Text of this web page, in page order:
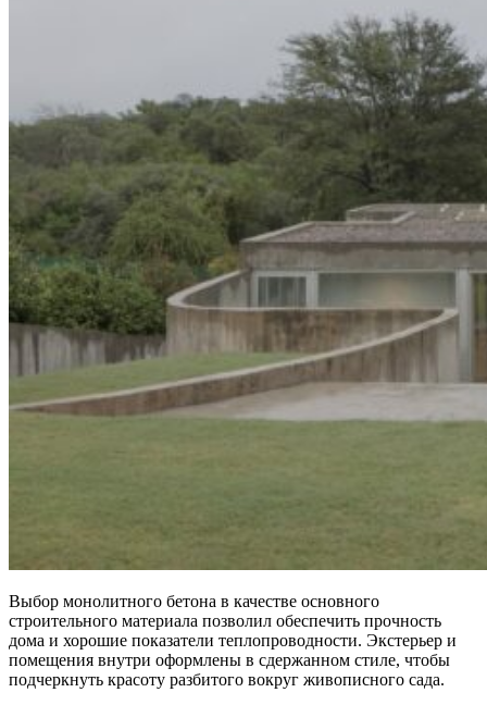
Выбор монолитного бетона в качестве основного
строительного материала позволил обеспечить прочность
дома и хорошие показатели теплопроводности. Экстерьер и
помещения внутри оформлены в сдержанном стиле, чтобы
подчеркнуть красоту разбитого вокруг живописного сада.